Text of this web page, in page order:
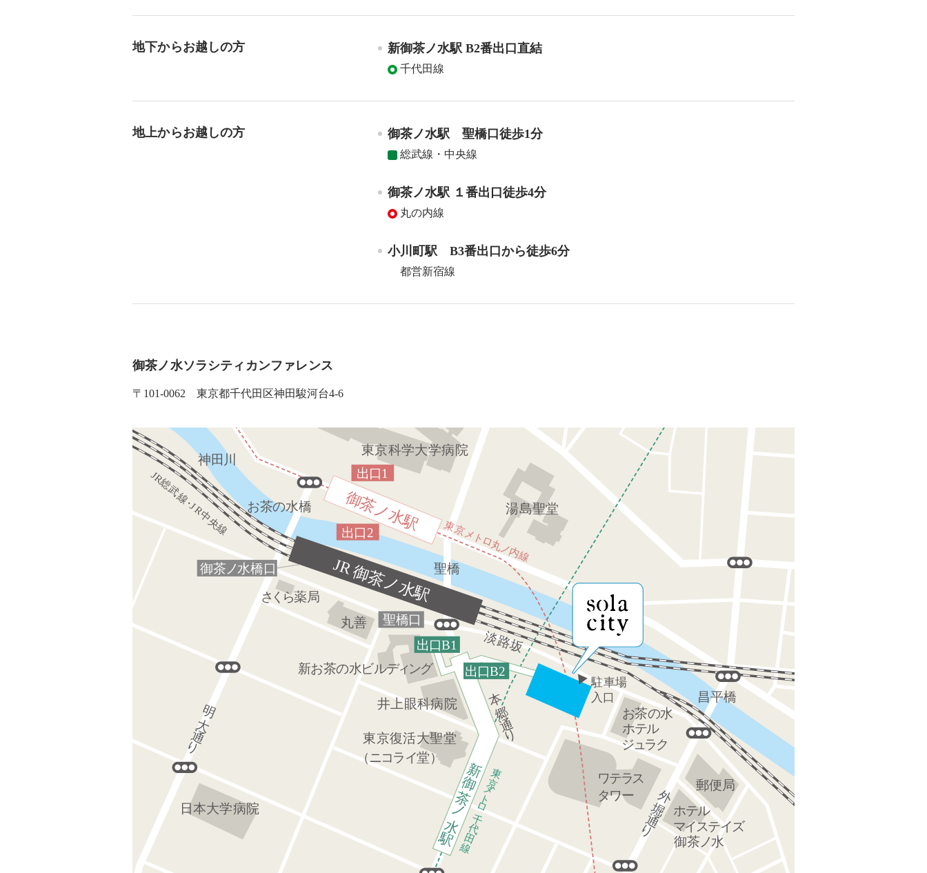
地下からお越しの方 新御茶ノ水駅 B2番出口直結
千代田線
地上からお越しの方 御茶ノ水駅 聖橋口徒歩1分
総武線・中央線
御茶ノ水駅 １番出口徒歩4分
丸の内線
小川町駅 B3番出口から徒歩6分
都営新宿線
御茶ノ水ソラシティカンファレンス
〒101-0062 東京都千代田区神田駿河台4-6